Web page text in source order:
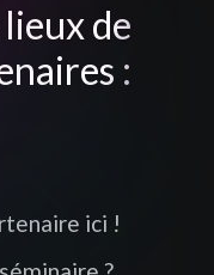
de
:
ici !